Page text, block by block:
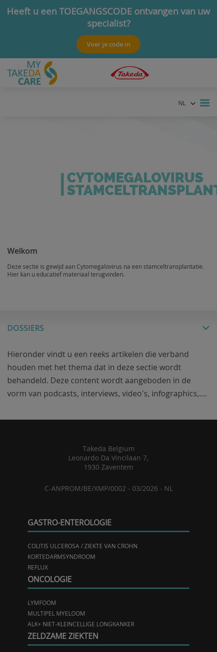
Heeft u een TOEGANGSCODE ontvangen van uw
specialist?
Deze code geeft u toegang tot specifieke informatie.
Voer je code in
NL
Welkom
Deze sectie is gewijd aan Cytomegalovirus na een stamceltransplantatie.
Hier kan u educatief materiaal terugvinden.
DOSSIERS
Hieronder vindt u een reeks artikelen die verband
houden met het thema dat in deze sectie wordt
behandeld. Deze content wordt aangeboden in de
vorm van podcasts, interviews, video's, infographics,....
Takeda Belgium
Leonardo Da Vincilaan 7,
1930 Zaventem
C-ANPROM/BE/XMP/0002 - 03/2026 - NL
GASTRO-ENTEROLOGIE
COLITIS ULCEROSA / ZIEKTE VAN CROHN
KORTEDARMSYNDROOM
REFLUX
ONCOLOGIE
LYMFOOM
MULTIPEL MYELOOM
ALK+ NIET-KLEINCELLIGE LONGKANKER
ZELDZAME ZIEKTEN